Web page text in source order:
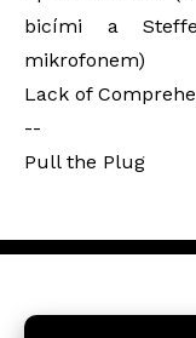
bicími a
mikrofonem)
Lack of
--
Pull the Plug